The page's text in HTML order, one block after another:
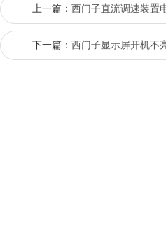
上一篇： 西门子直流调速装置
下一篇： 西门子显示屏开机不